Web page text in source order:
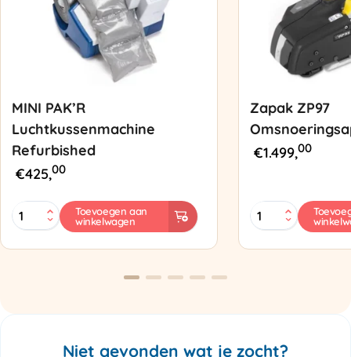
MINI PAK’R
Luchtkussenmachine
Refurbished
€425,00
MINI
PAK'R
Refurbished
Toevoegen aan
winkelwagen
Zapak ZP97
€1.499,00
Zapak
ZP97
aantal
Niet gevonden wat je zocht?